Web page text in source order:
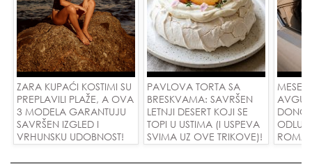
ZARA KUPAĆI KOSTIMI SU
PREPLAVILI PLAŽE, A OVA
3 MODELA GARANTUJU
SAVRŠEN IZGLED I
VRHUNSKU UDOBNOST!
PAVLOVA TORTA SA
BRESKVAMA: SAVRŠEN
LETNJI DESERT KOJI SE
TOPI U USTIMA (I USPEVA
SVIMA UZ OVE TRIKOVE)!